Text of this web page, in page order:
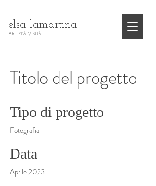
elsa lamartina
ARTISTA VISUAL
Titolo del progetto
Tipo di progetto
Fotografia
Data
Aprile 2023